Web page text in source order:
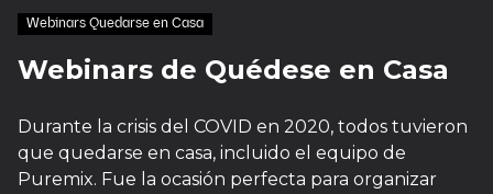
Webinars Quedarse en Casa
Webinars de Quédese en Casa
Durante la crisis del COVID en 2020, todos tuvieron
que quedarse en casa, incluido el equipo de
Puremix. Fue la ocasión perfecta para organizar